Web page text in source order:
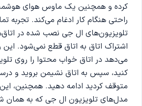
کرده و همچنین یک ماوس هوای
راحتی هنگام کار ادغام می‌کند. تجربه
تلویزیون‌های ال جی نصب شده در
اشتراک اتاق به اتاق قطع نمی‌شود.
می‌دهد در اتاق خواب محتوا را روی
کنید، سپس به اتاق نشیمن بروید و
متوقف کردید ادامه دهید. همچنین، این
مدل‌های تلویزیون ال‌ جی که به همان